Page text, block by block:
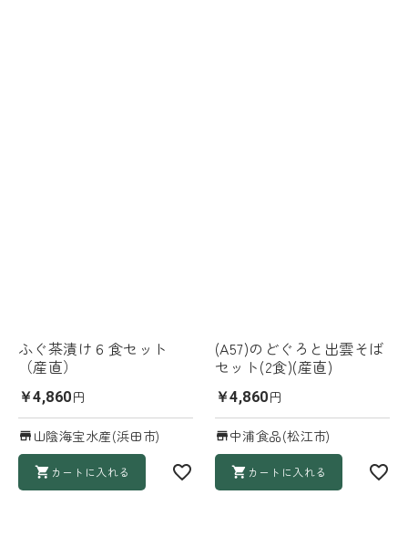
ふぐ茶漬け６食セット
（産直）
￥4,860円
山陰海宝水産(浜田市)
カートに入れる
(A57)のどぐろと出雲そば
セット(2食)(産直)
￥4,860円
中浦食品(松江市)
カートに入れる